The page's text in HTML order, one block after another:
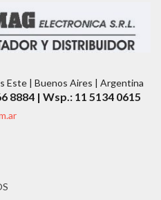
Este | Buenos Aires | Argentina
8884 | Wsp.: 11 5134 0615